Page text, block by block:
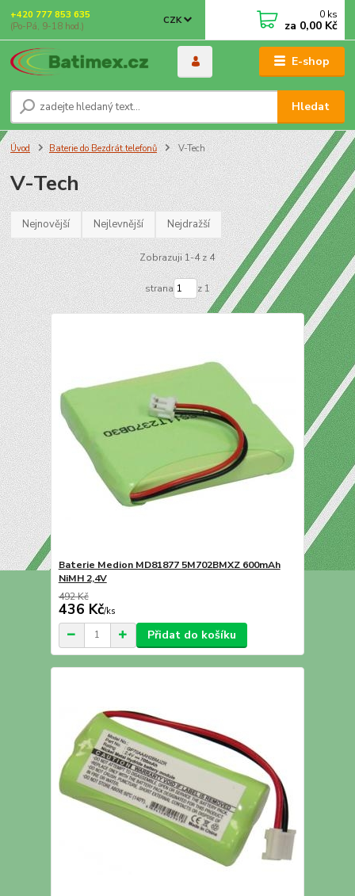
E-shop
CZK
Hledat
+420 777 853 635
(Po-Pá, 9-18 hod.)
0 ks
za 0,00 Kč
Úvod Baterie do Bezdrát.telefonů V-Tech
V-Tech
Nejnovější Nejlevnější Nejdražší
Zobrazuji 1-4 z 4
strana z 1
Baterie Medion MD81877 5M702BMXZ 600mAh
NiMH 2,4V
492 Kč
436 Kč/ks
Přidat do košíku